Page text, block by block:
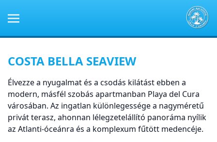
COSTA BELLA SEAVIEW
Élvezze a nyugalmat és a csodás kilátást ebben a
modern, másfél szobás apartmanban Playa del Cura
városában. Az ingatlan különlegessége a nagyméretű
privát terasz, ahonnan lélegzetelállító panoráma nyílik
az Atlanti-óceánra és a komplexum fűtött medencéje.